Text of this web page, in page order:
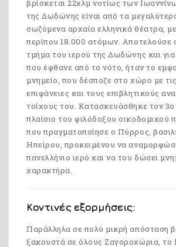
βρίσκεται 22χλμ νοτίως των
της Δωδώνης είναι από τα
σωζόμενα αρχαία ελληνικά θέατρα,
περίπου 18.000 ατόμων. Αποτελούσε
τμήμα του ιερού της Δωδώνης και για
που έφθανε από το νότο, ήταν το
μνημείο, που δέσποζε στο χώρο με
επιφάνειες και τους επιβλητικούς
τοίχους του. Κατασκευάσθηκε τον
πλαίσιο του φιλόδοξου οικοδομικού
που πραγματοποίησε ο Πύρρος,
Ηπείρου, προκειμένου να
πανελλήνιο ιερό και να του δώσει
χαρακτήρα.
Κοντινές εξορμήσεις:
Παράλληλα σε πολύ μικρή απόσταση
ξακουστά σε όλους Ζαγοροχώρια, το